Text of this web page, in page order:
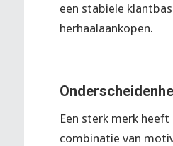
een stabiele
herhaalaankopen.
Een sterk merk heeft
combinatie van